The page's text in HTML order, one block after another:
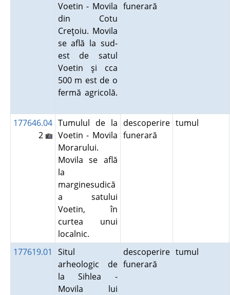
Voetin - Movila
din Cotu
Creţoiu. Movila
se află la sud-
est de satul
Voetin şi cca
500 m est de o
fermă agricolă.
funerară
177646.04
2
Tumulul de la
Voetin - Movila
Morarului.
Movila se află
la
marginesudică
a satului
Voetin, în
curtea unui
localnic.
descoperire
funerară
tumul
177619.01
Situl
arheologic de
la Sihlea -
Movila lui
descoperire
funerară
tumul